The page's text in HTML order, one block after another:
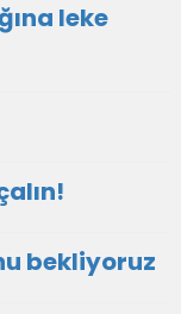
leke
bekliyoruz